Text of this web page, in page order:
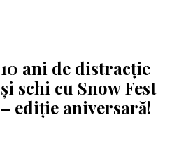
10 ani de distracție
și schi cu Snow Fest
– ediție aniversară!